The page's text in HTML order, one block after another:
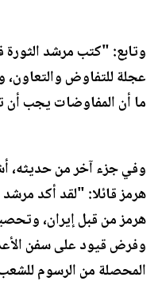
وتابع: "كتب مرشد
عجلة للتفاوض
ما أن المفاوضات يجب
وفي جزء آخر من حديثه،
هرمز قائلا: "لقد أكد
هرمز من قبل إيران،
وفرض قيود على سفن
المحصلة من الرسوم